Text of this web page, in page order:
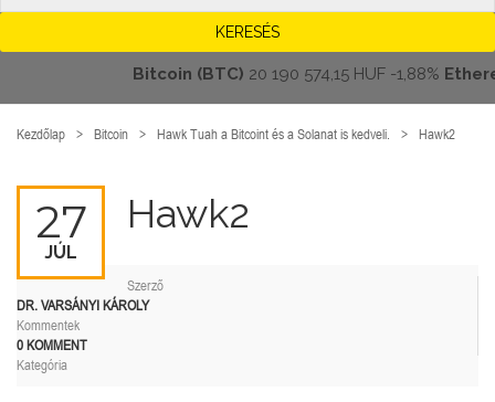
Bitcoin (BTC)20 190 574,15 HUF-1,88% Ethereum
Kezdőlap Bitcoin Hawk Tuah a Bitcoint és a Solanat is kedveli. Hawk2
27
JÚL
Hawk2
Szerző
DR. VARSÁNYI KÁROLY
Kommentek
0 KOMMENT
Kategória